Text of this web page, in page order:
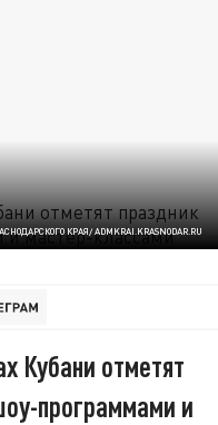
КРАЯ/ ADMKRAI.KRASNODAR.RU
Кубани отметят
программами и